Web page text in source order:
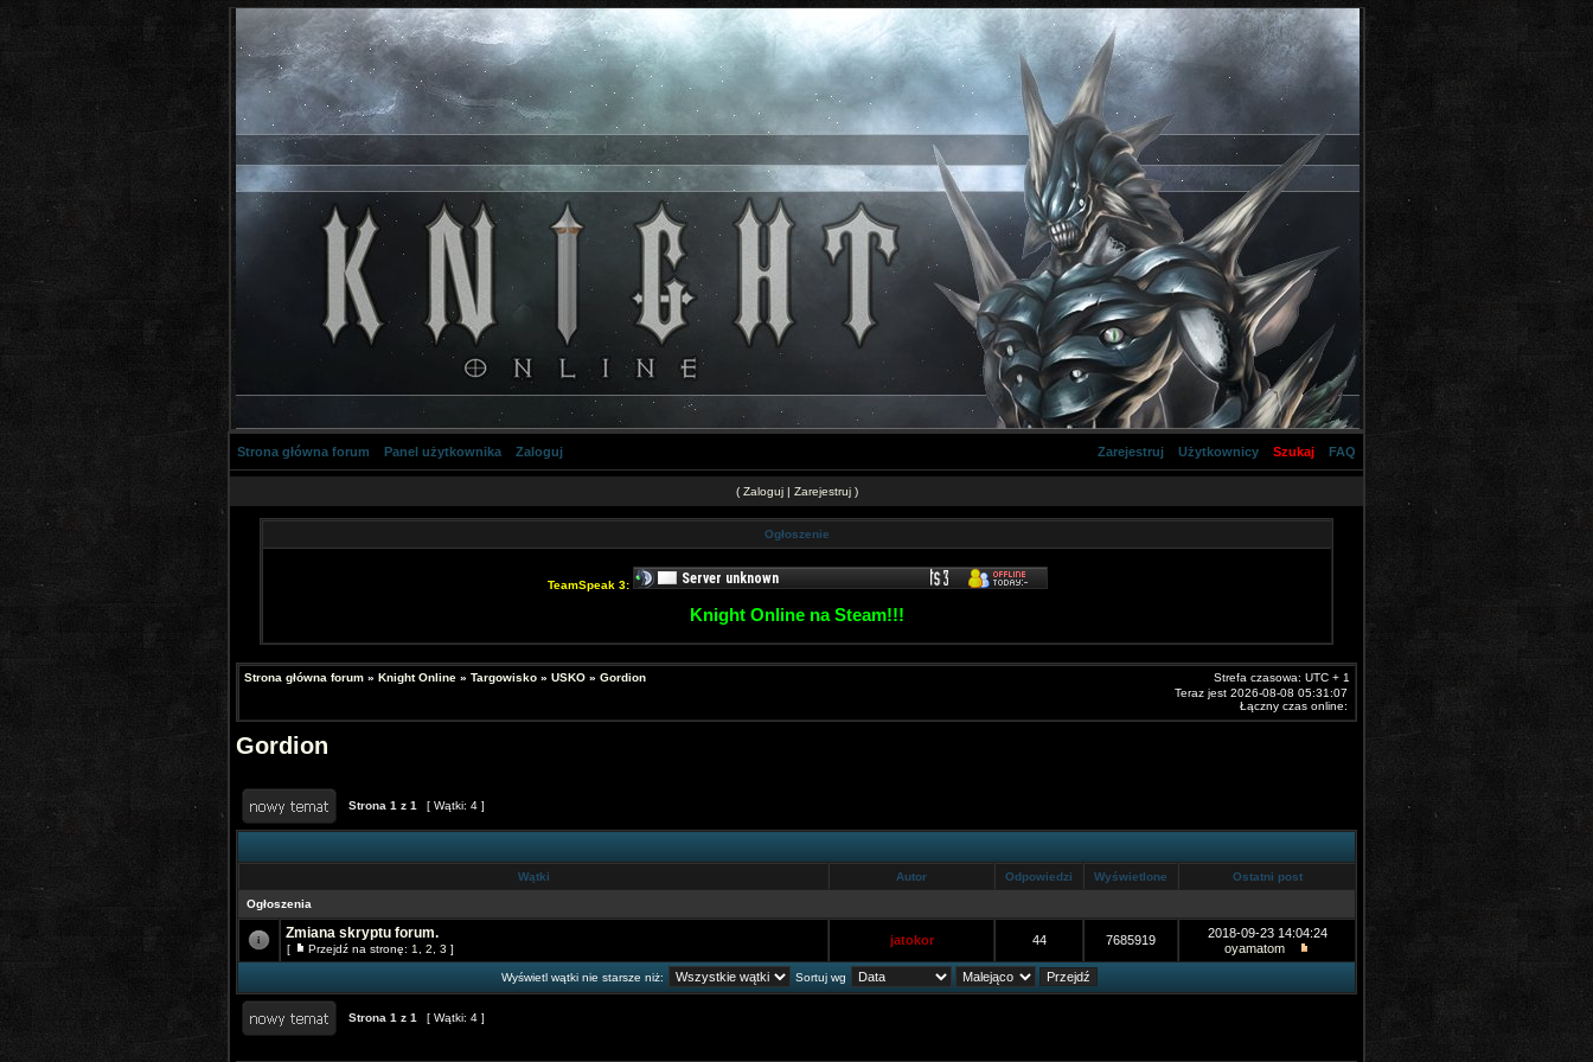
Strona główna forum Panel użytkownika Zaloguj FAQ
Szukaj
Użytkownicy
Zarejestruj
( Zaloguj| Zarejestruj)
Ogłoszenie
TeamSpeak 3:
Knight Online na Steam!!!
Strona główna forum » Knight Online » Targowisko » USKO » Gordion
Strefa czasowa: UTC + 1
Teraz jest 2026-08-08 05:31:07
Łączny czas online:
Gordion
Strona 1 z 1 [ Wątki: 4 ]
Wątki Autor Odpowiedzi Wyświetlone Ostatni post
Ogłoszenia
Zmiana skryptu forum.
[ Przejdź na stronę: 1 2 3 ]
jatokor 44 7685919
2018-09-23 14:04:24
oyamatom
Wyświetl wątki nie starsze niż: Sortuj wg
Strona 1 z 1 [ Wątki: 4 ]